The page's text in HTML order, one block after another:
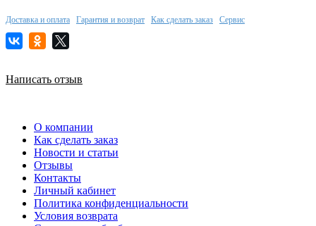
Доставка и оплата Гарантия и возврат Как сделать заказ Сервис
Написать отзыв
О компании
Как сделать заказ
Новости и статьи
Отзывы
Контакты
Личный кабинет
Политика конфиденциальности
Условия возврата